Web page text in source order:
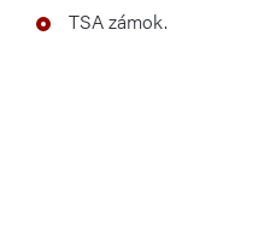
TSA zámok.